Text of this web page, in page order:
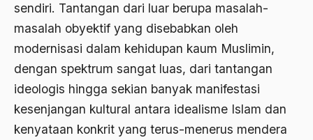
sendiri. Tantangan dari luar berupa masalah-
masalah obyektif yang disebabkan oleh
modernisasi dalam kehidupan kaum Muslimin,
dengan spektrum sangat luas, dari tantangan
ideologis hingga sekian banyak manifestasi
kesenjangan kultural antara idealisme Islam dan
kenyataan konkrit yang terus-menerus mendera
2003
2002
2000
1999
abri
Abu Bakar Ba’asyir
Abu Hanifah
abu jihad